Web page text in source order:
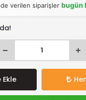
verilen siparişlerbugün
Ekle